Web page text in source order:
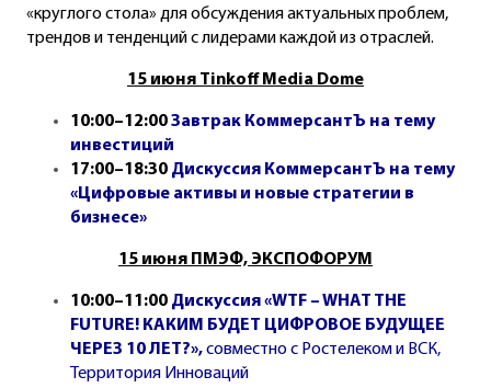
«круглого стола» для обсуждения актуальных проблем,
трендов и тенденций с лидерами каждой из отраслей.
15 июня Tinkoff Media Dome
10:00–12:00Завтрак КоммерсантЪ на тему
инвестиций
17:00–18:30 Дискуссия КоммерсантЪ на тему
«Цифровые активы и новые стратегии в
бизнесе»
15 июня ПМЭФ, ЭКСПОФОРУМ
10:00–11:00 Дискуссия «WTF – WHAT THE
FUTURE! КАКИМ БУДЕТ ЦИФРОВОЕ БУДУЩЕЕ
ЧЕРЕЗ 10 ЛЕТ?»,совместно с Ростелеком и ВСК,
Территория Инноваций